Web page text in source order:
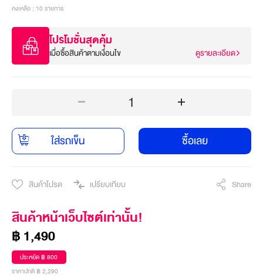
คงเหลือ : 10 รายการ
โปรโมชั่นสุดคุ้ม
เมื่อซื้อสินค้าตามเงื่อนไข ดูรายละเอียด
1
ใส่รถเข็น ซื้อเลย
สินค้าโปรด เปรียบเทียบ Share
สินค้าหน้าเว็บไซต์เท่านั้น!
฿ 1,490
ประหยัด ฿ 800
ราคาปกติ ฿ 2,290